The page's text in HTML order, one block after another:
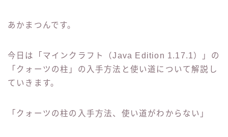
あかまつんです。
今日は「マインクラフト（Java Edition 1.17.1）」の
「クォーツの柱」の入手方法と使い道について解説し
ていきます。
「クォーツの柱の入手方法、使い道がわからない」